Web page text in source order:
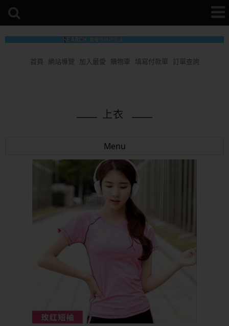
首頁 網站導覽 加入最愛 購物車 填寫付款單 訂單查詢
上衣
Menu